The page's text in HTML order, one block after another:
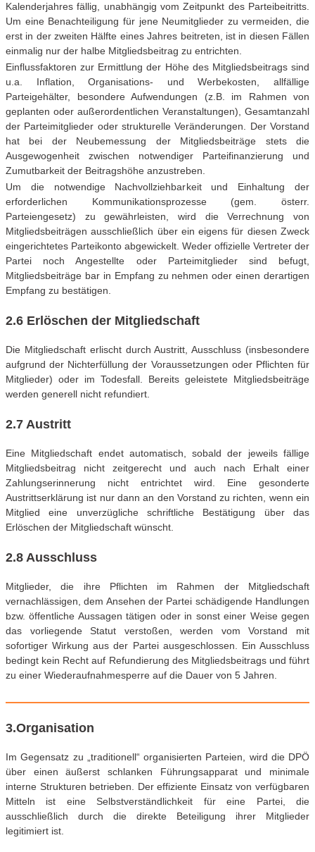
Kalenderjahres fällig, unabhängig vom Zeitpunkt des Parteibeitritts.
Um eine Benachteiligung für jene Neumitglieder zu vermeiden, die
erst in der zweiten Hälfte eines Jahres beitreten, ist in diesen Fällen
einmalig nur der halbe Mitgliedsbeitrag zu entrichten.
Einflussfaktoren zur Ermittlung der Höhe des Mitgliedsbeitrags sind
u.a. Inflation, Organisations- und Werbekosten, allfällige
Parteigehälter, besondere Aufwendungen (z.B. im Rahmen von
geplanten oder außerordentlichen Veranstaltungen), Gesamtanzahl
der Parteimitglieder oder strukturelle Veränderungen. Der Vorstand
hat bei der Neubemessung der Mitgliedsbeiträge stets die
Ausgewogenheit zwischen notwendiger Parteifinanzierung und
Zumutbarkeit der Beitragshöhe anzustreben.
Um die notwendige Nachvollziehbarkeit und Einhaltung der
erforderlichen Kommunikationsprozesse (gem. österr.
Parteiengesetz) zu gewährleisten, wird die Verrechnung von
Mitgliedsbeiträgen ausschließlich über ein eigens für diesen Zweck
eingerichtetes Parteikonto abgewickelt. Weder offizielle Vertreter der
Partei noch Angestellte oder Parteimitglieder sind befugt,
Mitgliedsbeiträge bar in Empfang zu nehmen oder einen derartigen
Empfang zu bestätigen.
2.6 Erlöschen der Mitgliedschaft
Die Mitgliedschaft erlischt durch Austritt, Ausschluss (insbesondere
aufgrund der Nichterfüllung der Voraussetzungen oder Pflichten für
Mitglieder) oder im Todesfall. Bereits geleistete Mitgliedsbeiträge
werden generell nicht refundiert.
2.7 Austritt
Eine Mitgliedschaft endet automatisch, sobald der jeweils fällige
Mitgliedsbeitrag nicht zeitgerecht und auch nach Erhalt einer
Zahlungserinnerung nicht entrichtet wird. Eine gesonderte
Austrittserklärung ist nur dann an den Vorstand zu richten, wenn ein
Mitglied eine unverzügliche schriftliche Bestätigung über das
Erlöschen der Mitgliedschaft wünscht.
2.8 Ausschluss
Mitglieder, die ihre Pflichten im Rahmen der Mitgliedschaft
vernachlässigen, dem Ansehen der Partei schädigende Handlungen
bzw. öffentliche Aussagen tätigen oder in sonst einer Weise gegen
das vorliegende Statut verstoßen, werden vom Vorstand mit
sofortiger Wirkung aus der Partei ausgeschlossen. Ein Ausschluss
bedingt kein Recht auf Refundierung des Mitgliedsbeitrags und führt
zu einer Wiederaufnahmesperre auf die Dauer von 5 Jahren.
3.Organisation
Im Gegensatz zu „traditionell“ organisierten Parteien, wird die DPÖ
über einen äußerst schlanken Führungsapparat und minimale
interne Strukturen betrieben. Der effiziente Einsatz von verfügbaren
Mitteln ist eine Selbstverständlichkeit für eine Partei, die
ausschließlich durch die direkte Beteiligung ihrer Mitglieder
legitimiert ist.